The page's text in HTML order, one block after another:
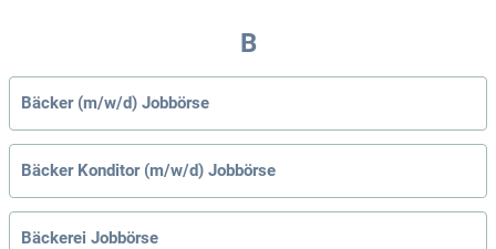
B
Bäcker (m/w/d) Jobbörse
Bäcker Konditor (m/w/d) Jobbörse
Bäckerei Jobbörse